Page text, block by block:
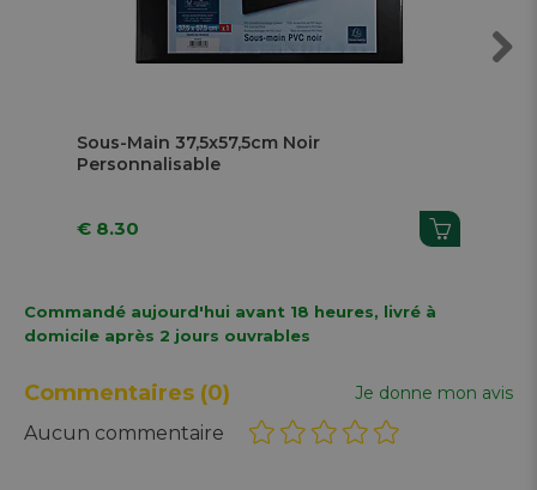
Sous-Main 37,5x57,5cm Noir
Personnalisable
€ 8.30
Commandé aujourd'hui avant 18 heures, livré à
domicile après 2 jours ouvrables
Commentaires (0) Je donne mon avis
Aucun commentaire